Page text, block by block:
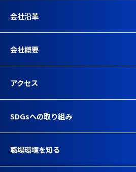
会社沿革
会社概要
アクセス
SDGsへの取り組み
職場環境を知る